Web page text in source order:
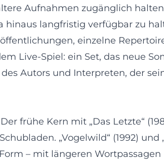
Aufnahmen zugänglich halten
hinaus langfristig verfügbar zu
einzelne
Live-Spiel: ein Set, das neue
Autors und Interpreten, der
frühe Kern mit „Das Letzte“
„Vogelwild“ (1992) und
– mit längeren